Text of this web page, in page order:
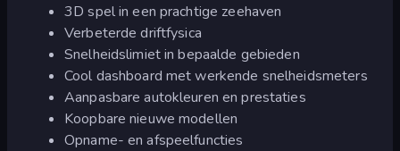
3D spel in een prachtige zeehaven
Verbeterde driftfysica
Snelheidslimiet in bepaalde gebieden
Cool dashboard met werkende snelheidsmeters
Aanpasbare autokleuren en prestaties
Koopbare nieuwe modellen
Opname- en afspeelfuncties